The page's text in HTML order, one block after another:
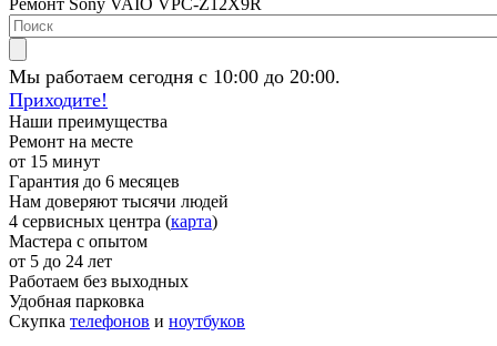
Ремонт Sony VAIO VPC-Z12X9R
Мы работаем сегодня с 10:00 до 20:00.
Приходите!
Наши преимущества
Ремонт на месте
от 15 минут
Гарантия до 6 месяцев
Нам доверяют тысячи людей
4 сервисных центра (карта)
Мастера с опытом
от 5 до 24 лет
Работаем без выходных
Удобная парковка
Скупка телефонов и ноутбуков